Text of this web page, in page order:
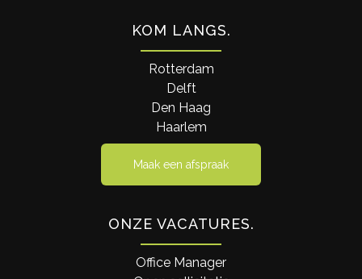
KOM LANGS
Rotterdam
Delft
Den Haag
Haarlem
Maak een afspraak
ONZE VACATURES
Office Manager